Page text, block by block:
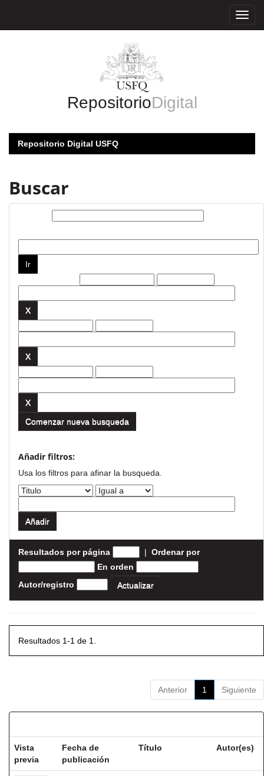
RepositorioDigital
Repositorio Digital USFQ
Buscar
Comenzar nueva busqueda
Añadir filtros:
Usa los filtros para afinar la busqueda.
Resultados por página | Ordenar por
En orden
Autor/registro
Resultados 1-1 de 1.
Anterior 1 Siguiente
Vista
previa
Fecha de
publicación
Título Autor(es)